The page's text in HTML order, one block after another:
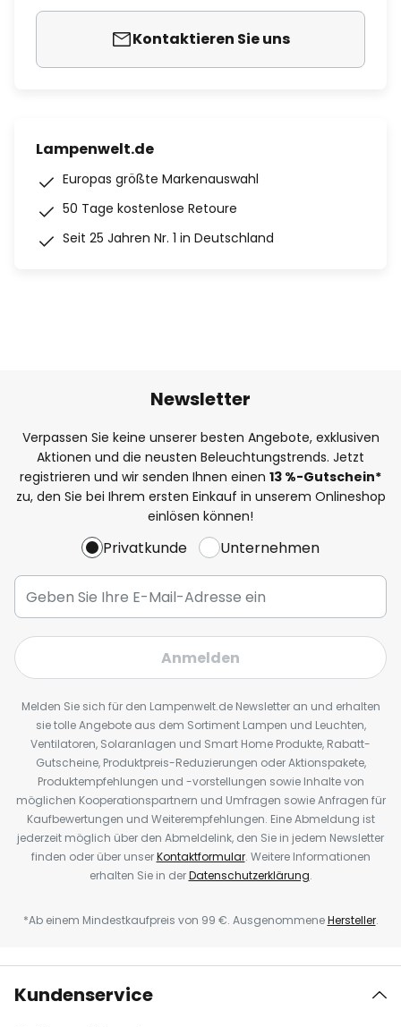
Kontaktieren Sie uns
Lampenwelt.de
Europas größte Markenauswahl
50 Tage kostenlose Retoure
Seit 25 Jahren Nr. 1 in Deutschland
Newsletter
Verpassen Sie keine unserer besten Angebote, exklusiven
Aktionen und die neusten Beleuchtungstrends. Jetzt
registrieren und wir senden Ihnen einen 13 %-Gutschein*
zu, den Sie bei Ihrem ersten Einkauf in unserem Onlineshop
einlösen können!
Privatkunde Unternehmen
Anmelden
Melden Sie sich für den Lampenwelt.de Newsletter an und erhalten
sie tolle Angebote aus dem Sortiment Lampen und Leuchten,
Ventilatoren, Solaranlagen und Smart Home Produkte, Rabatt-
Gutscheine, Produktpreis-Reduzierungen oder Aktionspakete,
Produktempfehlungen und -vorstellungen sowie Inhalte von
möglichen Kooperationspartnern und Umfragen sowie Anfragen für
Kaufbewertungen und Weiterempfehlungen. Eine Abmeldung ist
jederzeit möglich über den Abmeldelink, den Sie in jedem Newsletter
finden oder über unserKontaktformular. Weitere Informationen
erhalten Sie in derDatenschutzerklärung.
*Ab einem Mindestkaufpreis von 99 €. AusgenommeneHersteller.
Kundenservice